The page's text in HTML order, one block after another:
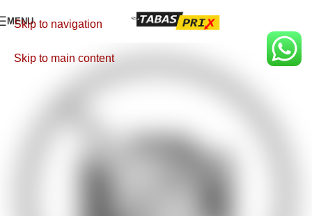
Skip to navigation
Skip to main content
MENU